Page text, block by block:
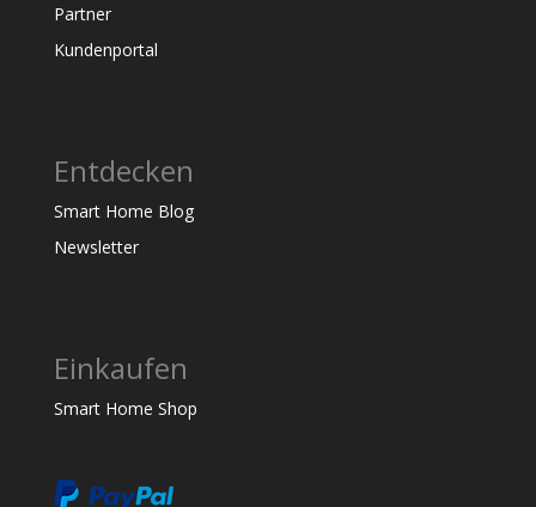
Partner
Kundenportal
Entdecken
Smart Home Blog
Newsletter
Einkaufen
Smart Home Shop